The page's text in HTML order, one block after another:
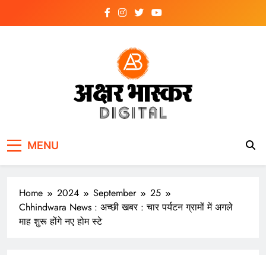
MENU
Home 2024 September
25
Chhindwara News : अच्छी खबर : चार पर्यटन ग्रामों में अगले
माह शुरू होंगे नए होम स्टे